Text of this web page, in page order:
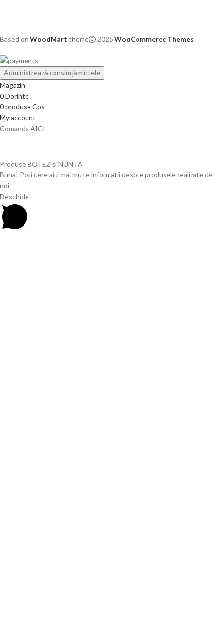
Based on WoodMart theme 2026WooCommerce Themes.
Administrează consimțămintele
Magazin
0Dorinte
0produseCos
My account
Comanda AICI
Produse BOTEZ si NUNTA
Buna! Poti cere aici mai multe informatii despre produsele realizate de
noi.
Deschide